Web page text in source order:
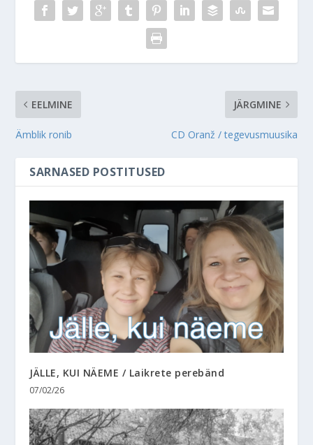
EELMINE
Ämblik ronib
JÄRGMINE
CD Oranž / tegevusmuusika
SARNASED POSTITUSED
JÄLLE, KUI NÄEME / Laikrete perebänd
07/02/26